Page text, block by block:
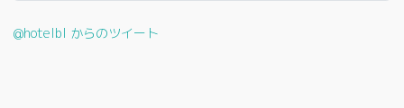
@hotelbl からのツイート